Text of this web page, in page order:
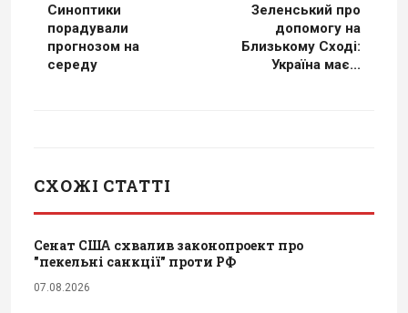
Синоптики
порадували
прогнозом на
середу
Зеленський про
допомогу на
Близькому Сході:
Україна має...
СХОЖІ СТАТТІ
Сенат США схвалив законопроект про
"пекельні санкції" проти РФ
07.08.2026